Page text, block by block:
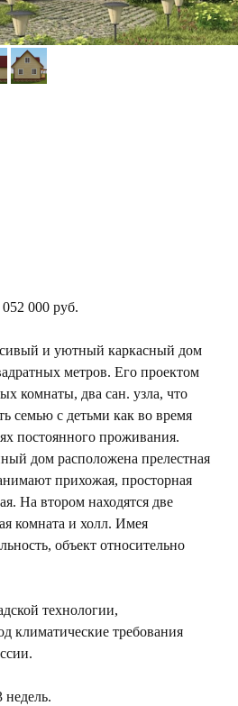
000 руб.
и уютный каркасный дом
метров. Его проектом
комнаты, два сан. узла, что
семью с детьми как во время
постоянного проживания.
дом расположена прелестная
прихожая, просторная
На втором находятся две
комната и холл. Имея
объект относительно
технологии,
климатические требования
недель.